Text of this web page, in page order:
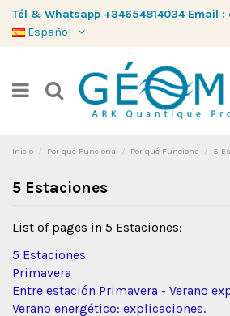
Tél & Whatsapp +34654814034 Email :
Español
Inicio Por qué Funciona Por qué Funciona 5
5 Estaciones
List of pages in 5 Estaciones:
5 Estaciones
Primavera
Entre estación Primavera - Verano
Verano energético: explicaciones.